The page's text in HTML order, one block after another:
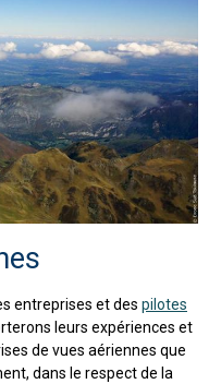
entreprises et des pilotes
leurs expériences et
de vues aériennes que
dans le respect de la